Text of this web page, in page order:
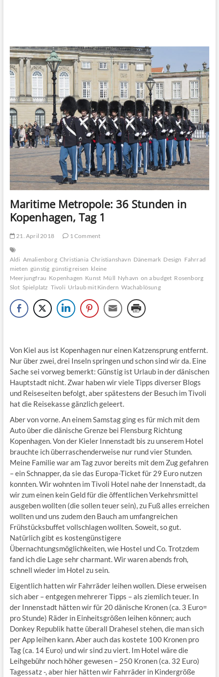
Maritime Metropole: 36 Stunden in
Kopenhagen, Tag 1
21. April 2018 1 Comment
Aldi Amalienborg Christiania Christianshavn Dänemark Design Fahrrad
mieten günstig günstig reisen kleine
Meerjungfrau Kopenhagen Kunst Müll Nyhavn on a budget Rosenborg
Slot Spielplatz Tivoli Urlaub mit Kindern Wachablösung
Von Kiel aus ist Kopenhagen nur einen Katzensprung entfernt.
Nur über zwei, drei Inseln springen und schon sind wir da. Eine
Sache sei vorweg bemerkt: Günstig ist Urlaub in der dänischen
Hauptstadt nicht. Zwar haben wir viele Tipps diverser Blogs
und Reiseseiten befolgt, aber spätestens der Besuch im Tivoli
hat die Reisekasse gänzlich geleert.
Aber von vorne. An einem Samstag ging es für mich mit dem
Auto über die dänische Grenze bei Flensburg Richtung
Kopenhagen. Von der Kieler Innenstadt bis zu unserem Hotel
brauchte ich überraschenderweise nur rund vier Stunden.
Meine Familie war am Tag zuvor bereits mit dem Zug gefahren
– ein Schnapper, da sie das Europa-Ticket für 29 Euro nutzen
konnten. Wir wohnten im Tivoli Hotel nahe der Innenstadt, da
wir zum einen kein Geld für die öffentlichen Verkehrsmittel
ausgeben wollten (die sollen teuer sein), zu Fuß alles erreichen
wollten und uns zudem den Bauch am umfangreichen
Frühstücksbuffet vollschlagen wollten. Soweit, so gut.
Natürlich gibt es kostengünstigere
Übernachtungsmöglichkeiten, wie Hostel und Co. Trotzdem
fand ich die Lage sehr charmant. Wir waren abends froh,
schnell wieder im Hotel zu sein.
Eigentlich hatten wir Fahrräder leihen wollen. Diese erweisen
sich aber – entgegen mehrerer Tipps – als ziemlich teuer. In
der Innenstadt hätten wir für 20 dänische Kronen (ca. 3 Euro=
pro Stunde) Räder in Einheitsgrößen leihen können; auch
Donkey Republik hatte überall Drahesel stehen, die man sich
per App leihen kann. Aber auch das kostete 100 Kronen pro
Tag (ca. 14 Euro) und wir sind zu viert. Im Hotel wäre die
Leihgebühr noch höher gewesen – 250 Kronen (ca. 32 Euro)
Tagessatz -, aber hier hätten wir Fahrräder in Kindergröße